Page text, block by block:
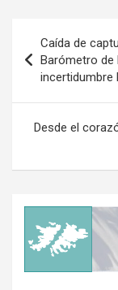
de
entradas
Caída de
Barómetro
incertidumbre
Desde el